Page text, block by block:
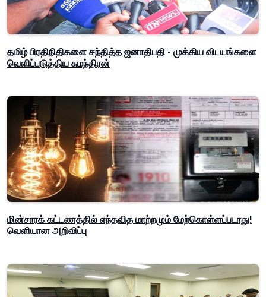
தமிழ் பிரதிநிதிகளை சந்தித்த ஜனாதிபதி - முக்கிய விடயங்களை
வெளிப்படுத்திய சுமந்திரன்
மின்சாரக் கட்டணத்தில் எந்தவித மாற்றமும் மேற்கொள்ளப்படாது!
வெளியான அறிவிப்பு